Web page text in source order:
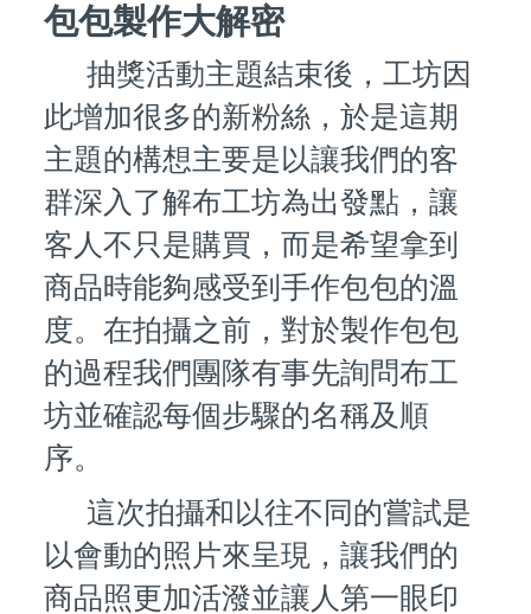
包包製作大解密
抽獎活動主題結束後，工坊因
此增加很多的新粉絲，於是這期
主題的構想主要是以讓我們的客
群深入了解布工坊為出發點，讓
客人不只是購買，而是希望拿到
商品時能夠感受到手作包包的溫
度。在拍攝之前，對於製作包包
的過程我們團隊有事先詢問布工
坊並確認每個步驟的名稱及順
序。
這次拍攝和以往不同的嘗試是
以會動的照片來呈現，讓我們的
商品照更加活潑並讓人第一眼印